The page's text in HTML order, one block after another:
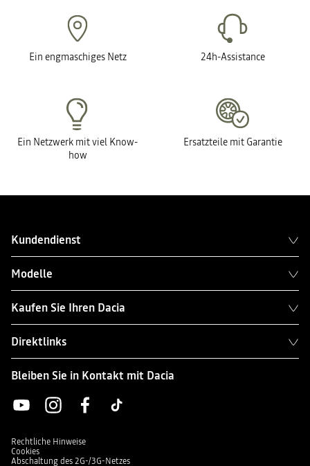
Ein engmaschiges Netz 24h-Assistance
Ein Netzwerk mit viel Know-
how
Ersatzteile mit Garantie
Kundendienst
Modelle
Kaufen Sie Ihren Dacia
Direktlinks
Bleiben Sie in Kontakt mit Dacia
Rechtliche Hinweise
Cookies
Abschaltung des 2G-/3G-Netzes